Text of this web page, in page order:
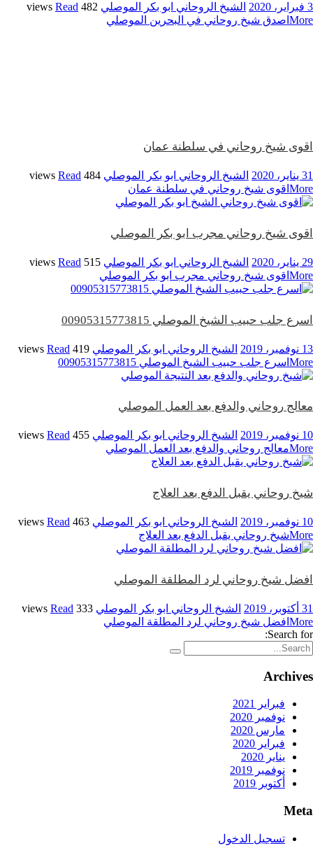
3 فبراير، 2020 الشيخ الروحاني ابو بكر الموصلي 482 views
Read
More اصدق شيخ روحاني في البحرين الموصلي
اقوى شيخ روحاني في سلطنة عمان
31 يناير، 2020 الشيخ الروحاني ابو بكر الموصلي 484 views
Read
More اقوى شيخ روحاني في سلطنة عمان
اقوى شيخ روحاني مجرب ابو بكر الموصلي
29 يناير، 2020 الشيخ الروحاني ابو بكر الموصلي 515 views
Read
More اقوى شيخ روحاني مجرب ابو بكر الموصلي
اسرع جلب حبيب الشيخ الموصلي 00905315773815
13 نوفمبر، 2019 الشيخ الروحاني ابو بكر الموصلي 419 views
Read
More اسرع جلب حبيب الشيخ الموصلي 00905315773815
معالج روحاني والدفع بعد العمل الموصلي
10 نوفمبر، 2019 الشيخ الروحاني ابو بكر الموصلي 455 views
Read
Moreمعالج روحاني والدفع بعد العمل الموصلي
شيخ روحاني يقبل الدفع بعد العلاج
10 نوفمبر، 2019 الشيخ الروحاني ابو بكر الموصلي 463 views
Read
Moreشيخ روحاني يقبل الدفع بعد العلاج
افضل شيخ روحاني لرد المطلقة الموصلي
31 أكتوبر، 2019 الشيخ الروحاني ابو بكر الموصلي 333 views
Read
More افضل شيخ روحاني لرد المطلقة الموصلي
Search for:
Archives
فبراير 2021
نوفمبر 2020
مارس 2020
فبراير 2020
يناير 2020
نوفمبر 2019
أكتوبر 2019
Meta
تسجيل الدخول